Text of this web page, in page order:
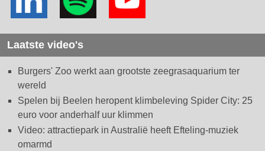
Laatste video's
Burgers' Zoo werkt aan grootste zeegrasaquarium ter
wereld
Spelen bij Beelen heropent klimbeleving Spider City: 25
euro voor anderhalf uur klimmen
Video: attractiepark in Australië heeft Efteling-muziek
omarmd